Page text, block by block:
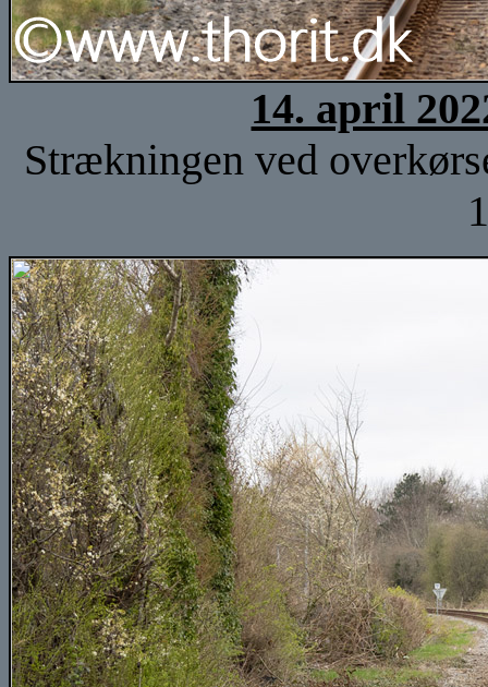
14. april
Strækningen ved